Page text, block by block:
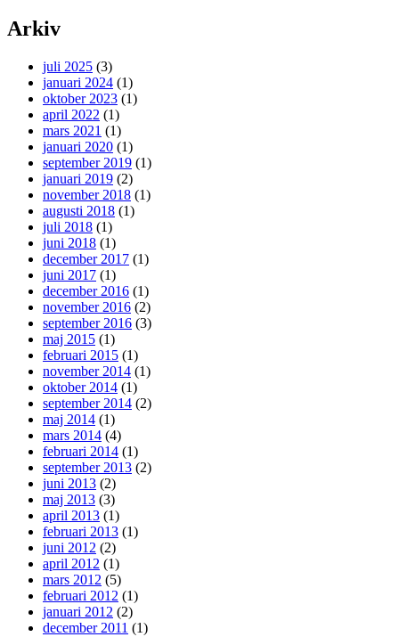
Arkiv
juli 2025 (3)
januari 2024 (1)
oktober 2023 (1)
april 2022 (1)
mars 2021 (1)
januari 2020 (1)
september 2019 (1)
januari 2019 (2)
november 2018 (1)
augusti 2018 (1)
juli 2018 (1)
juni 2018 (1)
december 2017 (1)
juni 2017 (1)
december 2016 (1)
november 2016 (2)
september 2016 (3)
maj 2015 (1)
februari 2015 (1)
november 2014 (1)
oktober 2014 (1)
september 2014 (2)
maj 2014 (1)
mars 2014 (4)
februari 2014 (1)
september 2013 (2)
juni 2013 (2)
maj 2013 (3)
april 2013 (1)
februari 2013 (1)
juni 2012 (2)
april 2012 (1)
mars 2012 (5)
februari 2012 (1)
januari 2012 (2)
december 2011 (1)